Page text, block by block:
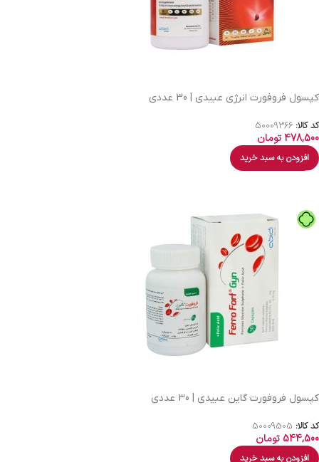
کپسول فروفورت انرژی عبیدی | 30 عددی
کد کالا: 50009366
478,500تومان
افزودن به سبد خرید
کپسول فروفورت گاین عبیدی | 30 عددی
کد کالا: 50009505
544,500 تومان
افزودن به سبد خرید